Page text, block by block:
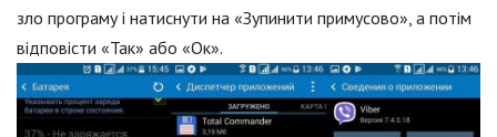
зло програму і натиснути на «Зупинити примусово», а потім
відповісти «Так» або «Ок».